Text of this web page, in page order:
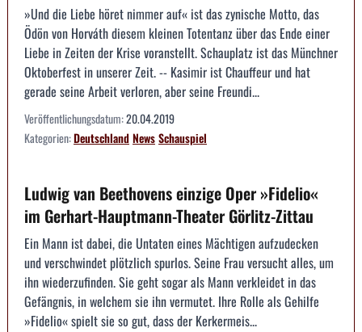
»Und die Liebe höret nimmer auf« ist das zynische Motto, das
Ödön von Horváth diesem kleinen Totentanz über das Ende einer
Liebe in Zeiten der Krise voranstellt. Schauplatz ist das Münchner
Oktoberfest in unserer Zeit. -- Kasimir ist Chauffeur und hat
gerade seine Arbeit verloren, aber seine Freundi...
Veröffentlichungsdatum:20.04.2019
Kategorien:DeutschlandNewsSchauspiel
Ludwig van Beethovens einzige Oper »Fidelio«
im Gerhart-Hauptmann-Theater Görlitz-Zittau
Ein Mann ist dabei, die Untaten eines Mächtigen aufzudecken
und verschwindet plötzlich spurlos. Seine Frau versucht alles, um
ihn wiederzufinden. Sie geht sogar als Mann verkleidet in das
Gefängnis, in welchem sie ihn vermutet. Ihre Rolle als Gehilfe
»Fidelio« spielt sie so gut, dass der Kerkermeis...